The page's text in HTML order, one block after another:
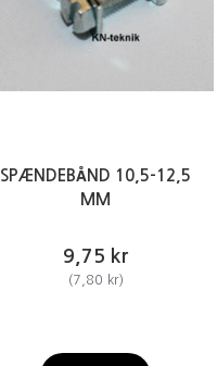
SPÆNDEBÅND 10,5-12,5
MM
9,75 kr
(7,80 kr)